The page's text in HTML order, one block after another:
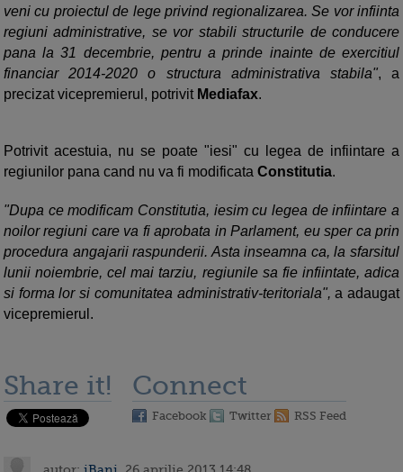
veni cu proiectul de lege privind regionalizarea. Se vor infiinta
regiuni administrative, se vor stabili structurile de conducere
pana la 31 decembrie, pentru a prinde inainte de exercitiul
financiar 2014-2020 o structura administrativa stabila", a
precizat vicepremierul, potrivit Mediafax.
Potrivit acestuia, nu se poate "iesi" cu legea de infiintare a
regiunilor pana cand nu va fi modificata Constitutia.
"Dupa ce modificam Constitutia, iesim cu legea de infiintare a
noilor regiuni care va fi aprobata in Parlament, eu sper ca prin
procedura angajarii raspunderii. Asta inseamna ca, la sfarsitul
lunii noiembrie, cel mai tarziu, regiunile sa fie infiintate, adica
si forma lor si comunitatea administrativ-teritoriala", a adaugat
vicepremierul.
Share it! Connect
Facebook Twitter RSS Feed